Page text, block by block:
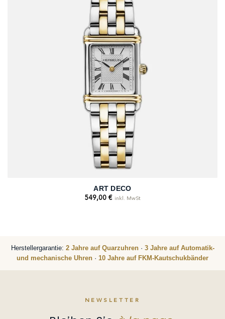
ART DECO
549,00 € inkl. MwSt
Herstellergarantie: 2 Jahre auf Quarzuhren· 3 Jahre auf Automatik-
und mechanische Uhren · 10 Jahre auf FKM-Kautschukbänder
NEWSLETTER